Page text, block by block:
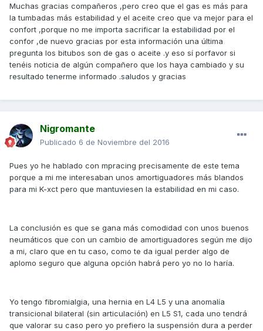
Muchas gracias compañeros ,pero creo que el gas es más para
la tumbadas más estabilidad y el aceite creo que va mejor para el
confort ,porque no me importa sacrificar la estabilidad por el
confor ,de nuevo gracias por esta información una última
pregunta los bitubos son de gas o aceite .y eso sí porfavor si
tenéis noticia de algún compañero que los haya cambiado y su
resultado tenerme informado .saludos y gracias
Nigromante
Publicado 6 de Noviembre del 2016
Pues yo he hablado con mpracing precisamente de este tema
porque a mi me interesaban unos amortiguadores más blandos
para mi K-xct pero que mantuviesen la estabilidad en mi caso.
La conclusión es que se gana más comodidad con unos buenos
neumáticos que con un cambio de amortiguadores según me dijo
a mi, claro que en tu caso, como te da igual perder algo de
aplomo seguro que alguna opción habrá pero yo no lo haría.
Yo tengo fibromialgia, una hernia en L4 L5 y una anomalía
transicional bilateral (sin articulación) en L5 S1, cada uno tendrá
que valorar su caso pero yo prefiero la suspensión dura a perder